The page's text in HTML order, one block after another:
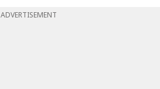
ADVERTISEMENT